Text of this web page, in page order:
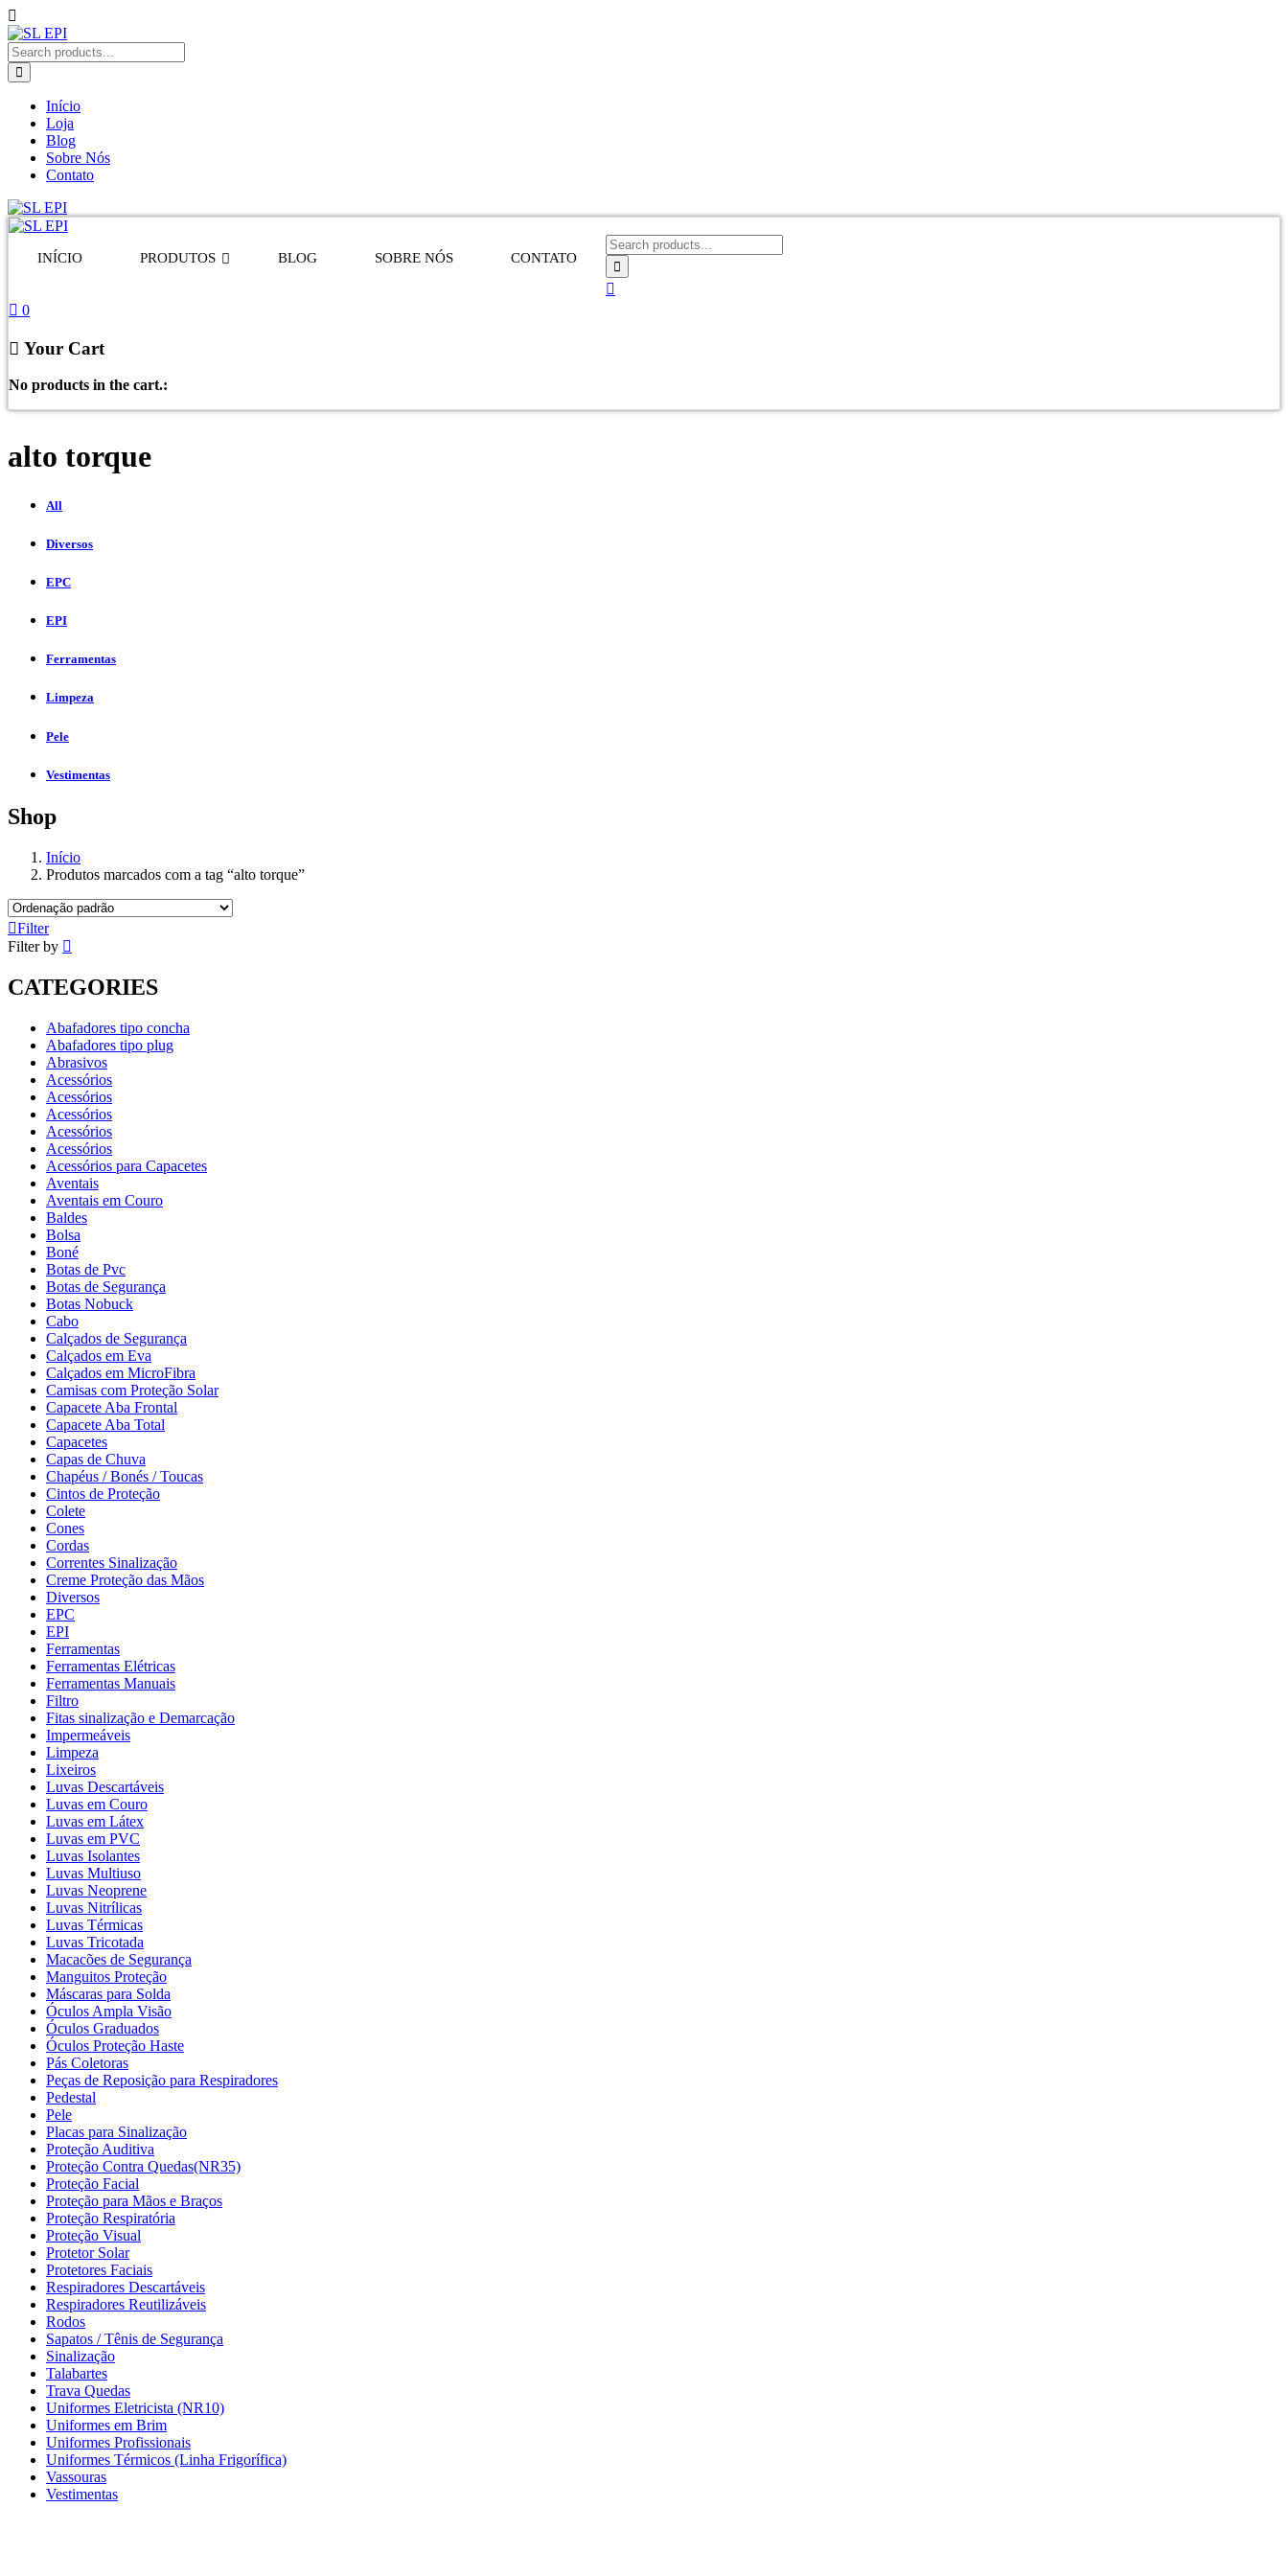
Início
Loja
Blog
Sobre Nós
Contato
INÍCIO PRODUTOS BLOG SOBRE NÓS CONTATO
0
Your Cart
No products in the cart.:
alto torque
All
Diversos
EPC
EPI
Ferramentas
Limpeza
Pele
Vestimentas
Shop
Início
Produtos marcados com a tag “alto torque”
Filter
Filter by
CATEGORIES
Abafadores tipo concha
Abafadores tipo plug
Abrasivos
Acessórios
Acessórios
Acessórios
Acessórios
Acessórios
Acessórios para Capacetes
Aventais
Aventais em Couro
Baldes
Bolsa
Boné
Botas de Pvc
Botas de Segurança
Botas Nobuck
Cabo
Calçados de Segurança
Calçados em Eva
Calçados em MicroFibra
Camisas com Proteção Solar
Capacete Aba Frontal
Capacete Aba Total
Capacetes
Capas de Chuva
Chapéus / Bonés / Toucas
Cintos de Proteção
Colete
Cones
Cordas
Correntes Sinalização
Creme Proteção das Mãos
Diversos
EPC
EPI
Ferramentas
Ferramentas Elétricas
Ferramentas Manuais
Filtro
Fitas sinalização e Demarcação
Impermeáveis
Limpeza
Lixeiros
Luvas Descartáveis
Luvas em Couro
Luvas em Látex
Luvas em PVC
Luvas Isolantes
Luvas Multiuso
Luvas Neoprene
Luvas Nitrílicas
Luvas Térmicas
Luvas Tricotada
Macacões de Segurança
Manguitos Proteção
Máscaras para Solda
Óculos Ampla Visão
Óculos Graduados
Óculos Proteção Haste
Pás Coletoras
Peças de Reposição para Respiradores
Pedestal
Pele
Placas para Sinalização
Proteção Auditiva
Proteção Contra Quedas(NR35)
Proteção Facial
Proteção para Mãos e Braços
Proteção Respiratória
Proteção Visual
Protetor Solar
Protetores Faciais
Respiradores Descartáveis
Respiradores Reutilizáveis
Rodos
Sapatos / Tênis de Segurança
Sinalização
Talabartes
Trava Quedas
Uniformes Eletricista (NR10)
Uniformes em Brim
Uniformes Profissionais
Uniformes Térmicos (Linha Frigorífica)
Vassouras
Vestimentas